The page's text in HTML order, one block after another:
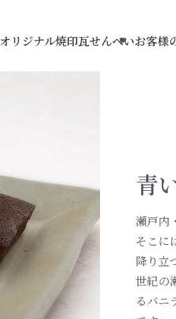
オリジナル焼印瓦せんべいお客様
青
瀬戸内
そこに
降り立
世紀の
るバニ